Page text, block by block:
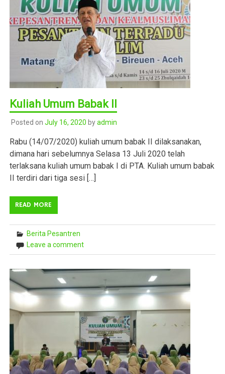
Kuliah Umum Babak II
Posted on July 16, 2020 byadmin
Rabu (14/07/2020) kuliah umum babak II dilaksanakan,
dimana hari sebelumnya Selasa 13 Juli 2020 telah
terlaksana kuliah umum babak I di PTA. Kuliah umum babak
II terdiri dari tiga sesi […]
READ MORE
Berita Pesantren
Leave a comment